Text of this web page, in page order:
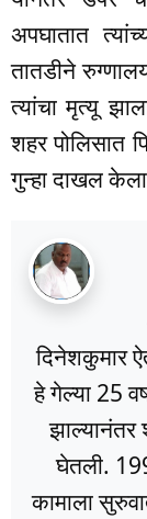
अपघातात
तातडीने
त्यांचा मृत्यू
शहर पोलिसात
गुन्हा दाखल
दिनेशकुमार
हे गेल्या 25
झाल्यानंतर
घेतली.
कामाला